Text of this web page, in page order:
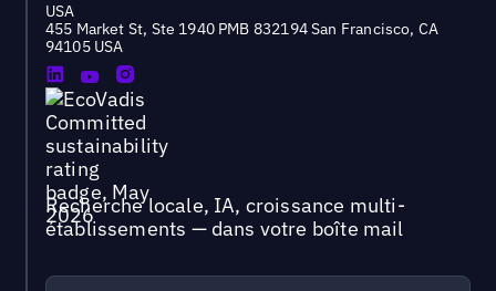
USA
455 Market St, Ste 1940 PMB 832194 San Francisco, CA
94105 USA
Recherche locale, IA, croissance multi-
établissements — dans votre boîte mail